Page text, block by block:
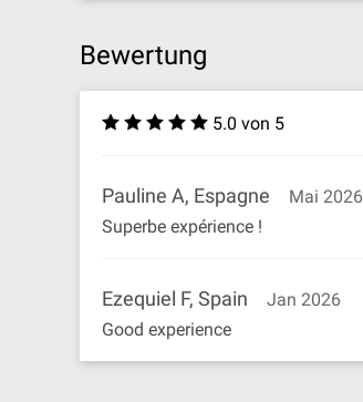
Bewertung
5.0 von 5
Pauline A, Espagne
Mai 2026
Superbe expérience !
Ezequiel F, Spain
Jan 2026
Good experience